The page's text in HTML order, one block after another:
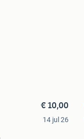
€ 10,00
14 jul 26